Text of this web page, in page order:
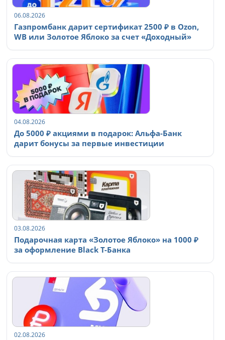
06.08.2026
Газпромбанк дарит сертификат 2500 ₽ в Ozon,
WB или Золотое Яблоко за счет «Доходный»
04.08.2026
До 5000 ₽ акциями в подарок: Альфа-Банк
дарит бонусы за первые инвестиции
03.08.2026
Подарочная карта «Золотое Яблоко» на 1000 ₽
за оформление Black Т-Банка
02.08.2026